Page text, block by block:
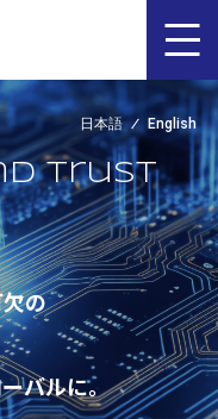
日本語 English
trust
の
バルに。